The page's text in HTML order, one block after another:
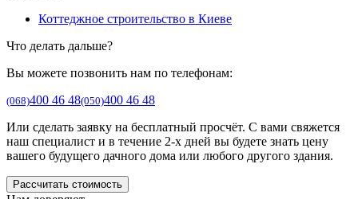
Коттеджное строительство в Киеве
Что делать дальше?
Вы можете позвонить нам по телефонам:
(068)400 46 48(050)400 46 48
Или сделать заявку на бесплатный просчёт. С вами свяжется
наш специалист и в течение 2-х дней вы будете знать цену
вашего будущего дачного дома или любого другого здания.
Рассчитать стоимость